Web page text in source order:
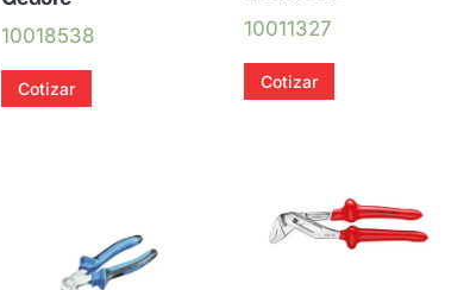
10018538
Cotizar
10011327
Cotizar